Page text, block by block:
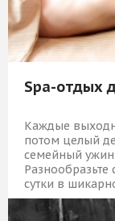
Spa-отдых
Каждые
потом целый
семейный ужин
сутки в